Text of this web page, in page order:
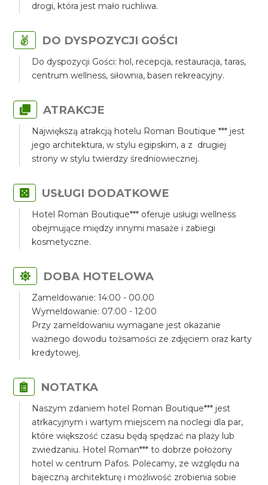
drogi, która jest mało ruchliwa.
DO DYSPOZYCJI GOŚCI
Do dyspozycji Gości: hol, recepcja, restauracja, taras,
centrum wellness, siłownia, basen rekreacyjny.
ATRAKCJE
Największą atrakcją hotelu Roman Boutique *** jest
jego architektura, w stylu egipskim, a z drugiej
strony w stylu twierdzy średniowiecznej.
USŁUGI DODATKOWE
Hotel Roman Boutique*** oferuje usługi wellness
obejmujące między innymi masaże i zabiegi
kosmetyczne.
DOBA HOTELOWA
Zameldowanie: 14:00 - 00.00
Wymeldowanie: 07:00 - 12:00
Przy zameldowaniu wymagane jest okazanie
ważnego dowodu tożsamości ze zdjęciem oraz karty
kredytowej.
NOTATKA
Naszym zdaniem hotel Roman Boutique*** jest
atrkacyjnym i wartym miejscem na noclegi dla par,
które większość czasu będą spędzać na plaży lub
zwiedzaniu. Hotel Roman*** to dobrze położony
hotel w centrum Pafos. Polecamy, ze względu na
bajeczną architekturę i możliwość zrobienia sobie